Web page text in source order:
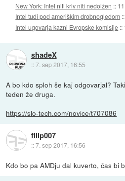
New York: Intel niti kriv niti nedolžen ::
Intel tudi pod ameriškim drobnogledom
Intel ugovarja kazni Evropske komisije ::
shadeX
::7. sep 2017, 16:55
A bo kdo sploh še kaj odgovarjal?
teden že druga.
https://slo-tech.com/novice/t707086
filip007
::7. sep 2017, 16:56
Kdo bo pa AMDju dal kuverto, čas bi